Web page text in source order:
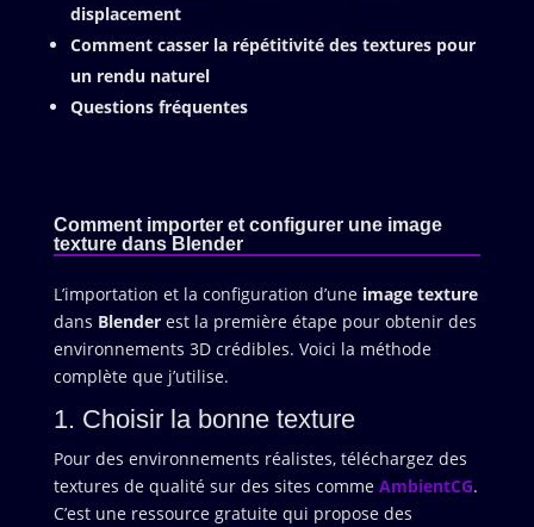
displacement
Comment casser la répétitivité des textures pour
un rendu naturel
Questions fréquentes
Comment importer et configurer une image
texture dans Blender
L’importation et la configuration d’une image texture
dans Blenderest la première étape pour obtenir des
environnements 3D crédibles. Voici la méthode
complète que j’utilise.
1. Choisir la bonne texture
Pour des environnements réalistes, téléchargez des
textures de qualité sur des sites comme AmbientCG.
C’est une ressource gratuite qui propose des